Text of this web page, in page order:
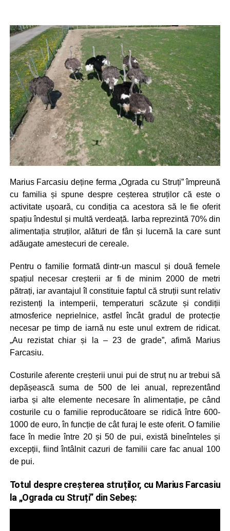
Marius Farcasiu deține ferma „Ograda cu Struți” împreună
cu familia și spune despre ceșterea struților că este o
activitate ușoară, cu condiția ca acestora să le fie oferit
spațiu îndestul și multă verdeață. Iarba reprezintă 70% din
alimentația struților, alături de fân și lucernă la care sunt
adăugate amestecuri de cereale.
Pentru o familie formată dintr-un mascul și două femele
spațiul necesar creșterii ar fi de minim 2000 de metri
pătrați, iar avantajul îl constituie faptul că struții sunt relativ
rezistenți la intemperii, temperaturi scăzute și condiții
atmosferice neprielnice, astfel încât gradul de protecție
necesar pe timp de iarnă nu este unul extrem de ridicat.
„Au rezistat chiar și la – 23 de grade”, afimă Marius
Farcasiu.
Costurile aferente creșterii unui pui de struț nu ar trebui să
depășească suma de 500 de lei anual, reprezentând
iarba și alte elemente necesare în alimentație, pe când
costurile cu o familie reproducătoare se ridică între 600-
1000 de euro, în funcție de cât furaj le este oferit. O familie
face în medie între 20 și 50 de pui, există bineînteles și
excepții, fiind întâlnit cazuri de familii care fac anual 100
de pui.
Totul despre creșterea struților, cu Marius Farcasiu
la „Ograda cu Struți” din Sebeș: